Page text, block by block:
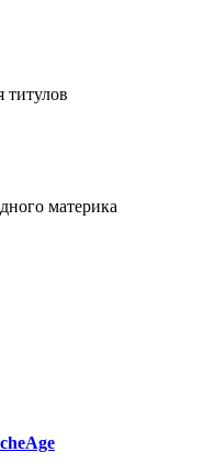
титулов
материка